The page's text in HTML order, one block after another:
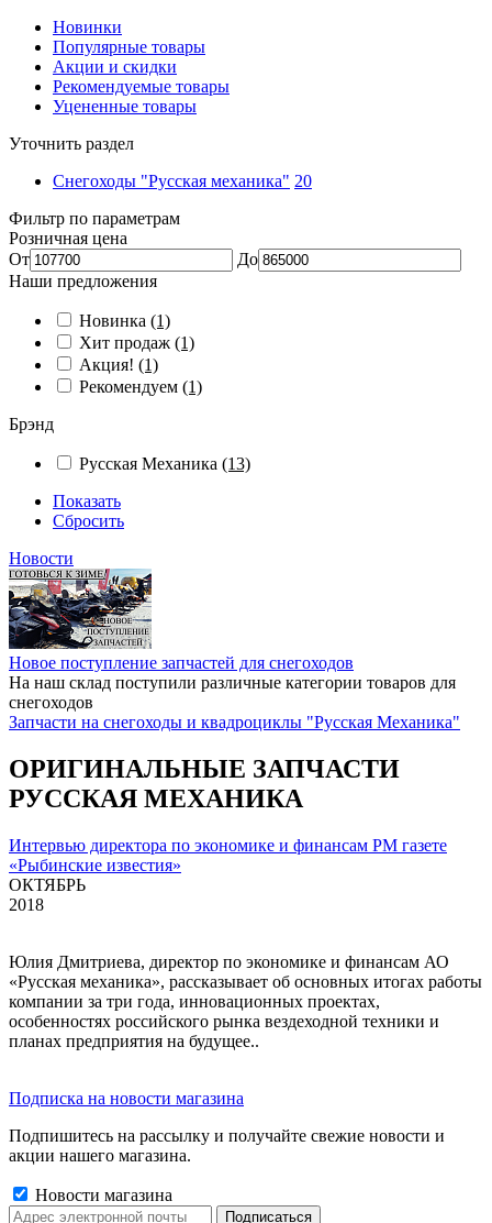
Новинки
Популярные товары
Акции и скидки
Рекомендуемые товары
Уцененные товары
Уточнить раздел
Снегоходы "Русская механика" 20
Фильтр по параметрам
Розничная цена
От
До
Наши предложения
Новинка (1)
Хит продаж (1)
Акция! (1)
Рекомендуем (1)
Брэнд
Русская Механика (13)
Показать
Сбросить
Новости
Новое поступление запчастей для снегоходов
На наш склад поступили различные категории товаров для
снегоходов
Запчасти на снегоходы и квадроциклы "Русская Механика"
ОРИГИНАЛЬНЫЕ ЗАПЧАСТИ
РУССКАЯ МЕХАНИКА
Интервью директора по экономике и финансам РМ газете
«Рыбинские известия»
ОКТЯБРЬ
2018
Юлия Дмитриева, директор по экономике и финансам АО
«Русская механика», рассказывает об основных итогах работы
компании за три года, инновационных проектах,
особенностях российского рынка вездеходной техники и
планах предприятия на будущее..
Подписка на новости магазина
Подпишитесь на рассылку и получайте свежие новости и
акции нашего магазина.
Новости магазина